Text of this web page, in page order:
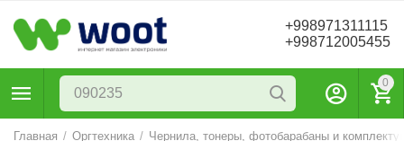
+998971311115
+998712005455
0
Главная / Оргтехника / Чернила, тонеры, фотобарабаны и